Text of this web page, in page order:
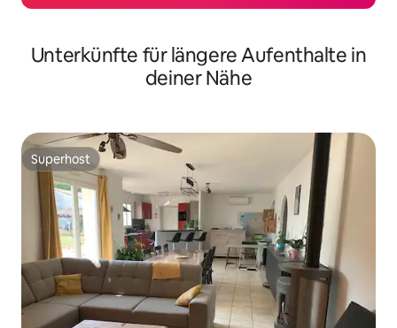
Unterkünfte für längere Aufenthalte in
deiner Nähe
Superhost
Superhost